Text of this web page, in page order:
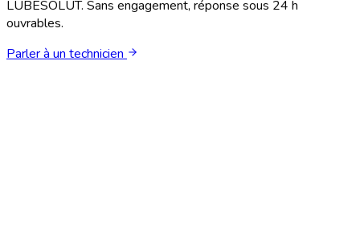
LUBESOLUT. Sans engagement, réponse sous 24 h
ouvrables.
Parler à un technicien